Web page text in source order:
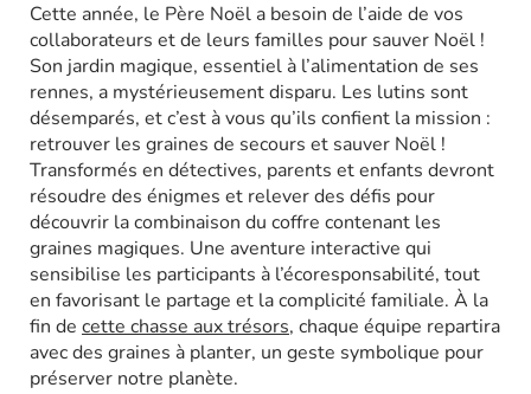
Cette année, le Père Noël a besoin de l’aide de vos
collaborateurs et de leurs familles pour sauver Noël !
Son jardin magique, essentiel à l’alimentation de ses
rennes, a mystérieusement disparu. Les lutins sont
désemparés, et c’est à vous qu’ils confient la mission :
retrouver les graines de secours et sauver Noël !
Transformés en détectives, parents et enfants devront
résoudre des énigmes et relever des défis pour
découvrir la combinaison du coffre contenant les
graines magiques. Une aventure interactive qui
sensibilise les participants à l’écoresponsabilité, tout
en favorisant le partage et la complicité familiale. À la
fin de cette chasse aux trésors, chaque équipe repartira
avec des graines à planter, un geste symbolique pour
préserver notre planète.